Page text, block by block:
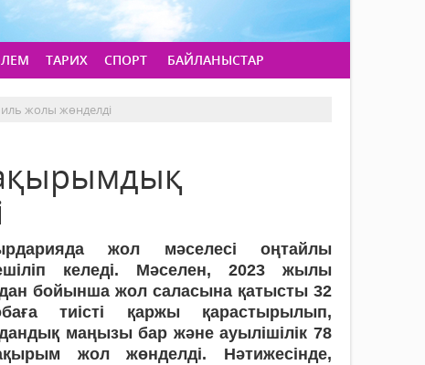
ТАРИХ СПОРТ БАЙЛАНЫСТАР
жолы жөнделді
жол мәселесі оңтайлы
келеді. Мәселен, 2023 жылы
бойынша жол саласына қатысты 32
тиісті қаржы қарастырылып,
маңызы бар және ауылішілік 78
жол жөнделді. Нәтижесінде,